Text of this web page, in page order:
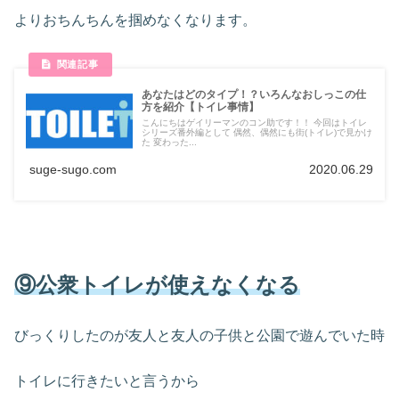
よりおちんちんを掴めなくなります。
あなたはどのタイプ！？いろんなおしっこの仕
方を紹介【トイレ事情】
こんにちはゲイリーマンのコン助です！！ 今回はトイレ
シリーズ番外編として 偶然、偶然にも街(トイレ)で見かけ
た 変わった...
suge-sugo.com 2020.06.29
⑨公衆トイレが使えなくなる
びっくりしたのが友人と友人の子供と公園で遊んでいた時
トイレに行きたいと言うから